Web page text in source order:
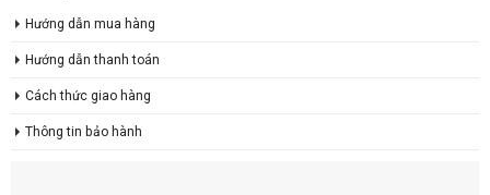
Hướng dẫn mua hàng
Hướng dẫn thanh toán
Cách thức giao hàng
Thông tin bảo hành